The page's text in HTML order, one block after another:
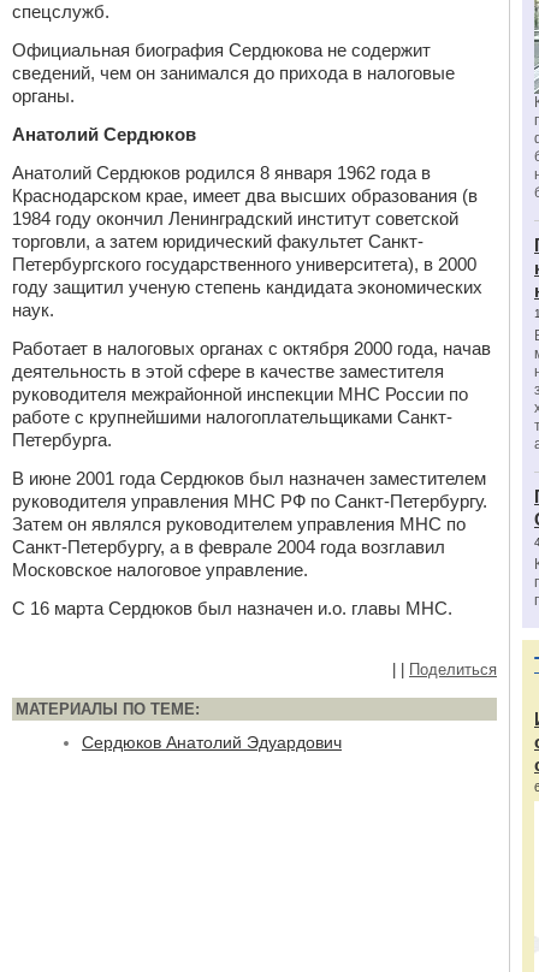
спецслужб.
Официальная биография Сердюкова не содержит
сведений, чем он занимался до прихода в налоговые
органы.
Анатолий Сердюков
Анатолий Сердюков родился 8 января 1962 года в
Краснодарском крае, имеет два высших образования (в
1984 году окончил Ленинградский институт советской
торговли, а затем юридический факультет Санкт-
Петербургского государственного университета), в 2000
году защитил ученую степень кандидата экономических
наук.
Работает в налоговых органах с октября 2000 года, начав
деятельность в этой сфере в качестве заместителя
руководителя межрайонной инспекции МНС России по
работе с крупнейшими налогоплательщиками Санкт-
Петербурга.
В июне 2001 года Сердюков был назначен заместителем
руководителя управления МНС РФ по Санкт-Петербургу.
Затем он являлся руководителем управления МНС по
Санкт-Петербургу, а в феврале 2004 года возглавил
Московское налоговое управление.
С 16 марта Сердюков был назначен и.о. главы МНС.
Поделиться
МАТЕРИАЛЫ ПО ТЕМЕ:
Сердюков Анатолий Эдуардович